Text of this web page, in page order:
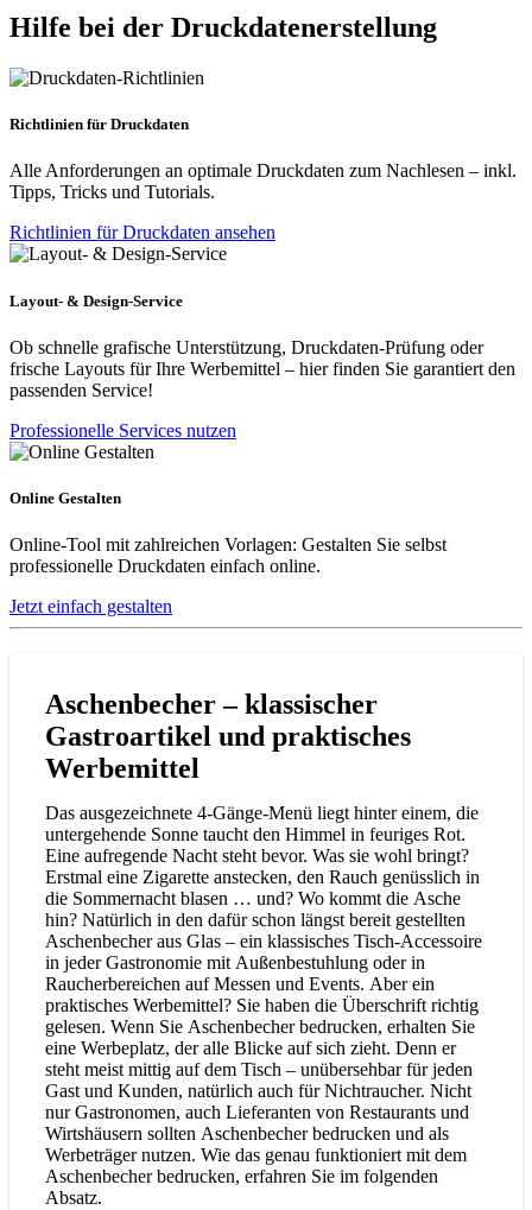
Hilfe bei der Druckdatenerstellung
Richtlinien für Druckdaten
Alle Anforderungen an optimale Druckdaten zum Nachlesen – inkl.
Tipps, Tricks und Tutorials.
Richtlinien für Druckdaten ansehen
Layout- & Design-Service
Ob schnelle grafische Unterstützung, Druckdaten-Prüfung oder
frische Layouts für Ihre Werbemittel – hier finden Sie garantiert den
passenden Service!
Professionelle Services nutzen
Online Gestalten
Online-Tool mit zahlreichen Vorlagen: Gestalten Sie selbst
professionelle Druckdaten einfach online.
Jetzt einfach gestalten
Aschenbecher – klassischer
Gastroartikel und praktisches
Werbemittel
Das ausgezeichnete 4-Gänge-Menü liegt hinter einem, die
untergehende Sonne taucht den Himmel in feuriges Rot.
Eine aufregende Nacht steht bevor. Was sie wohl bringt?
Erstmal eine Zigarette anstecken, den Rauch genüsslich in
die Sommernacht blasen … und? Wo kommt die Asche
hin? Natürlich in den dafür schon längst bereit gestellten
Aschenbecher aus Glas – ein klassisches Tisch-Accessoire
in jeder Gastronomie mit Außenbestuhlung oder in
Raucherbereichen auf Messen und Events. Aber ein
praktisches Werbemittel? Sie haben die Überschrift richtig
gelesen. Wenn Sie Aschenbecher bedrucken, erhalten Sie
eine Werbeplatz, der alle Blicke auf sich zieht. Denn er
steht meist mittig auf dem Tisch – unübersehbar für jeden
Gast und Kunden, natürlich auch für Nichtraucher. Nicht
nur Gastronomen, auch Lieferanten von Restaurants und
Wirtshäusern sollten Aschenbecher bedrucken und als
Werbeträger nutzen. Wie das genau funktioniert mit dem
Aschenbecher bedrucken, erfahren Sie im folgenden
Absatz.